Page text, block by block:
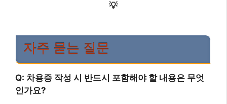
💡
자주 묻는 질문
Q: 차용증 작성 시 반드시 포함해야 할 내용은 무엇
인가요?